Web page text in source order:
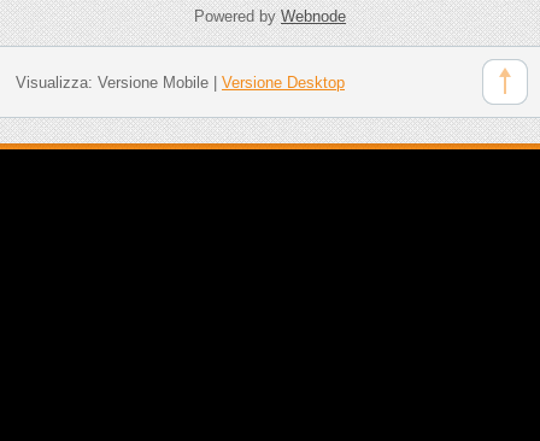
Powered byWebnode
Visualizza: Versione Mobile| Versione Desktop